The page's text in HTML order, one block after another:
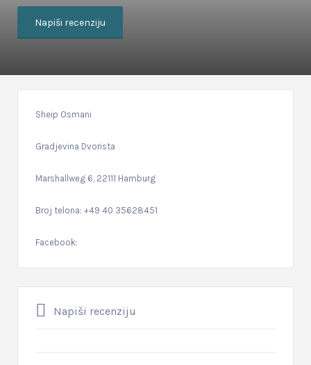
Napiši recenziju
Sheip Osmani
Gradjevina Dvorista
Marshallweg 6, 22111 Hamburg
Broj telona: +49 40 35628451
Facebook:
Napiši recenziju